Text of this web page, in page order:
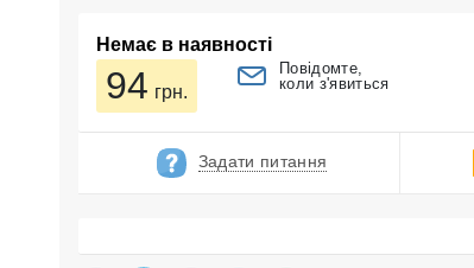
Немає в наявності
94 грн.
Повідомте,
коли з'явиться
Задати питання